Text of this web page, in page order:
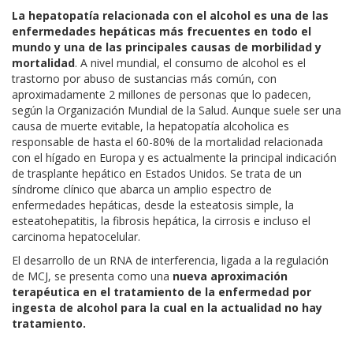
La hepatopatía relacionada con el alcohol es una de las
enfermedades hepáticas más frecuentes en todo el
mundo y una de las principales causas de morbilidad y
mortalidad. A nivel mundial, el consumo de alcohol es el
trastorno por abuso de sustancias más común, con
aproximadamente 2 millones de personas que lo padecen,
según la Organización Mundial de la Salud. Aunque suele ser una
causa de muerte evitable, la hepatopatía alcoholica es
responsable de hasta el 60-80% de la mortalidad relacionada
con el hígado en Europa y es actualmente la principal indicación
de trasplante hepático en Estados Unidos. Se trata de un
síndrome clínico que abarca un amplio espectro de
enfermedades hepáticas, desde la esteatosis simple, la
esteatohepatitis, la fibrosis hepática, la cirrosis e incluso el
carcinoma hepatocelular.
El desarrollo de un RNA de interferencia, ligada a la regulación
de MCJ, se presenta como una nueva aproximación
terapéutica en el tratamiento de la enfermedad por
ingesta de alcohol para la cual en la actualidad no hay
tratamiento.